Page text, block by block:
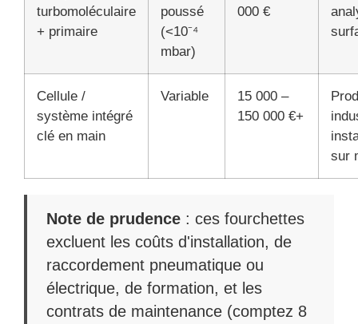
turbomoléculaire
+ primaire
poussé
(<10⁻⁴
mbar)
000 €
Cellule /
système intégré
clé en main
Variable
15 000 –
150 000 €+
sur
Note de prudence: ces fourchettes
excluent les coûts d'installation, de
raccordement pneumatique ou
électrique, de formation, et les
contrats de maintenance (comptez 8